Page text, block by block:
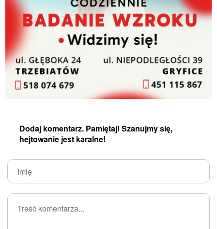
Dodaj komentarz. Pamiętaj! Szanujmy się,
hejtowanie jest karalne!